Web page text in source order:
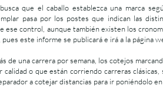
que el caballo establezca una marca
pasa por los postes que indican las
ese control, aunque también existen los
este informe se publicará e irá a la página
de una carrera por semana, los cotejos
calidad o que están corriendo carreras
a cotejar distancias para ir poniéndolo en